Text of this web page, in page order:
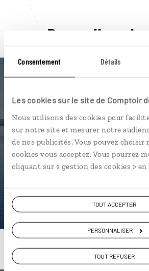
Consentement Détails
Les cookies sur le site de Comptoir
Nous utilisons des cookies pour
sur notre site et mesurer notre
de nos publicités. Vous pouvez choisir
cookies vous acceptez. Vous pourrez
cliquant sur « gestion des cookies » en
TOUT ACCEPTER
PERSONNALISER
TOUT REFUSER
Pour aller
Nos 9 idées de
Suède